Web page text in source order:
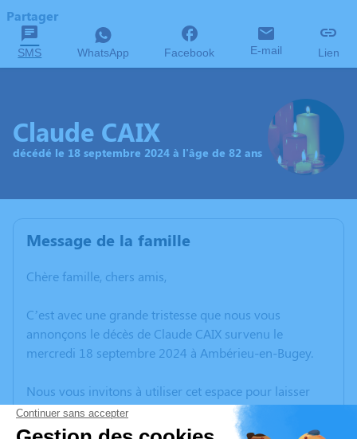
Partager
SMS WhatsApp Facebook E-mail Lien
Claude CAIX
décédé le 18 septembre 2024 à l'âge de 82 ans
Message de la famille
Chère famille, chers amis,
C’est avec une grande tristesse que nous vous
annonçons le décès de Claude CAIX survenu le
mercredi 18 septembre 2024 à Ambérieu-en-Bugey.
Nous vous invitons à utiliser cet espace pour laisser
vos condoléances, partager des photos souvenirs, une
anecdote ou exprimer vos pensées à travers des